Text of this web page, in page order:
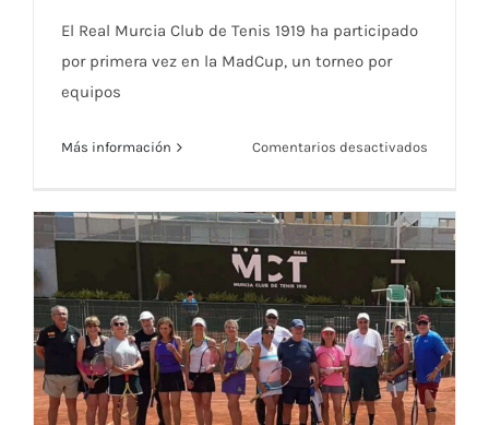
El Real Murcia Club de Tenis 1919 ha participado
por primera vez en la MadCup, un torneo por
equipos
Más información Comentarios desactivados
Murcia
Club
Tenis
1919
participa
por
primera